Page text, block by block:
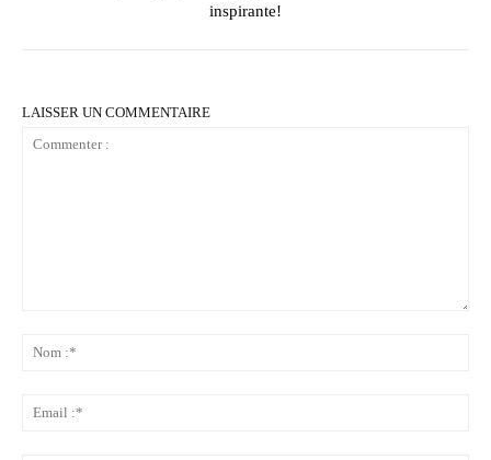
inspirante!
LAISSER UN COMMENTAIRE